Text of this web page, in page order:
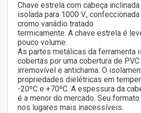
Chave estrela com cabeça
isolada para 1000 V.,
cromo vanádio tratado
termicamente. A chave estrela é
pouco volume.
As partes metálicas da ferramenta
cobertas por uma cobertura de PVC
irremovível e antichama. O
propriedades dielétricas em
-20ºC e +70ºC. A espessura da
é a menor do mercado. Seu
nos lugares mais inacessíveis.